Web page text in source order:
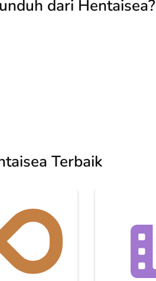
dari Hentaisea?
Terbaik